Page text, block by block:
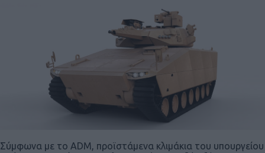
Σύμφωνα με το ADM, προϊστάμενα κλιμάκια του υπουργείου